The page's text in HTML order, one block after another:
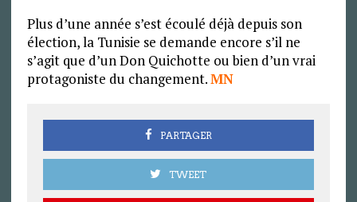
Plus d’une année s’est écoulé déjà depuis son
élection, la Tunisie se demande encore s’il ne
s’agit que d’un Don Quichotte ou bien d’un vrai
protagoniste du changement.MN
PARTAGER
TWEET